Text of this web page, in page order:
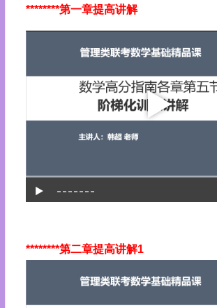
********第一章提高讲解
********第二章提高讲解1